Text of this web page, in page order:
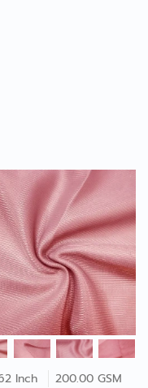
Inch 200.00 GSM